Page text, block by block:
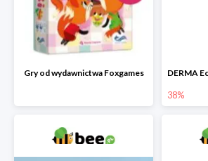
Gry od wydawnictwa Foxgames
38%